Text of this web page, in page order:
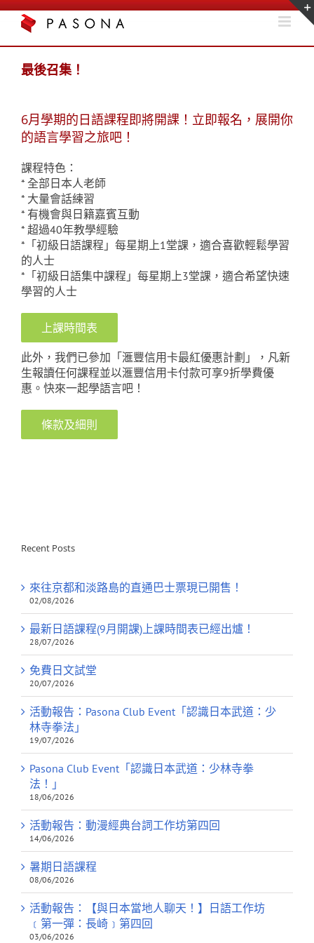
Skip
最後召集！
6月學期的日語課程即將開課！立即報名，展開你
的語言學習之旅吧！
課程特色：
* 全部日本人老師
* 大量會話練習
* 有機會與日籍嘉賓互動
* 超過40年教學經驗
*「初級日語課程」每星期上1堂課，適合喜歡輕鬆學習
的人士
*「初級日語集中課程」每星期上3堂課，適合希望快速
學習的人士
上課時間表
此外，我們已參加「滙豐信用卡最紅優惠計劃」，凡新
生報讀任何課程並以滙豐信用卡付款可享9折學費優
惠。快來一起學語言吧！
條款及細則
Recent Posts
來往京都和淡路島的直通巴士票現已開售！
02/08/2026
最新日語課程(9月開課)上課時間表已經出爐！
28/07/2026
免費日文試堂
20/07/2026
活動報告：Pasona Club Event「認識日本武道：少
林寺拳法」
19/07/2026
Pasona Club Event「認識日本武道：少林寺拳
法！」
18/06/2026
活動報告：動漫經典台詞工作坊第四回
14/06/2026
暑期日語課程
08/06/2026
活動報告：【與日本當地人聊天！】日語工作坊
﹝第一彈：長崎﹞第四回
03/06/2026